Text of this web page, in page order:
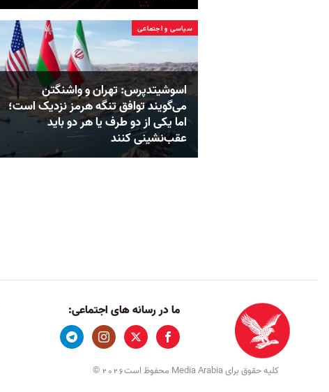
سیاسی و اجتماعی
اسوشیتدپرس: تهران و واشنگتن
می‌گویند توافق تنگه هرمز نزدیک است؛
اما یکی از دو طرف یا هر دو باید
عقب‌نشینی کنند
ما در رسانه های اجتماعی:
کلیه حقوق برای Media Arabia محفوظ است 2026
©